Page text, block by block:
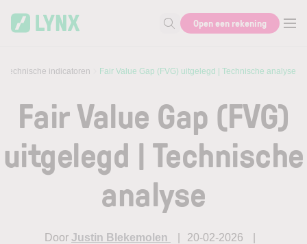
Zoek naar informatie
Open een rekening
Technische indicatoren Fair Value Gap (FVG) uitgelegd | Technische analyse
Fair Value Gap (FVG)
uitgelegd | Technische
analyse
Door Justin Blekemolen 20-02-2026